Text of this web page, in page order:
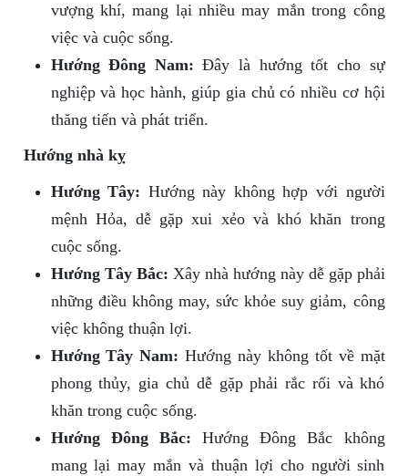
vượng khí, mang lại nhiều may mắn trong công
việc và cuộc sống.
Hướng Đông Nam: Đây là hướng tốt cho sự
nghiệp và học hành, giúp gia chủ có nhiều cơ hội
thăng tiến và phát triển.
Hướng nhà kỵ
Hướng Tây: Hướng này không hợp với người
mệnh Hỏa, dễ gặp xui xẻo và khó khăn trong
cuộc sống.
Hướng Tây Bắc: Xây nhà hướng này dễ gặp phải
những điều không may, sức khỏe suy giảm, công
việc không thuận lợi.
Hướng Tây Nam: Hướng này không tốt về mặt
phong thủy, gia chủ dễ gặp phải rắc rối và khó
khăn trong cuộc sống.
Hướng Đông Bắc: Hướng Đông Bắc không
mang lại may mắn và thuận lợi cho người sinh